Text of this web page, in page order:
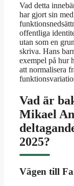
Vad detta
har gjort sin
offentliga
utan som en
skriva. Hans
exempel på hur
att normalisera
Vad är
Mikael
2025?
Vägen till